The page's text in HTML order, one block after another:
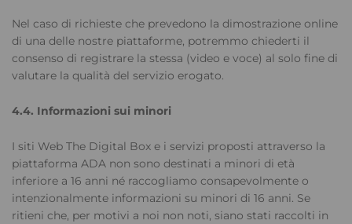
Nel caso di richieste che prevedono la dimostrazione online
di una delle nostre piattaforme, potremmo chiederti il
consenso di registrare la stessa (video e voce) al solo fine di
valutare la qualità del servizio erogato.
4.4. Informazioni sui minori
I siti Web The Digital Box e i servizi proposti attraverso la
piattaforma ADA non sono destinati a minori di età
inferiore a 16 anni né raccogliamo consapevolmente o
intenzionalmente informazioni su minori di 16 anni. Se
ritieni che, per motivi a noi non noti, siano stati raccolti in